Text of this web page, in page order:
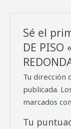
Sé el
DE PISO
Tu dirección
publicada.
marcados
Tu